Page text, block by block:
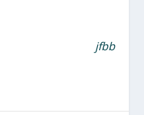
jfbb